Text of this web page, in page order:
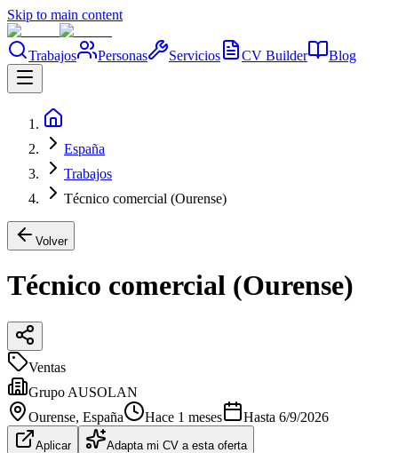
Skip to main content
Trabajos Personas Servicios CV Builder Blog
España
Trabajos
Técnico comercial (Ourense)
Volver
Técnico comercial (Ourense)
Ventas
Grupo AUSOLAN
Ourense, España Hace 1 meses Hasta 6/9/2026
Aplicar Adapta mi CV a esta oferta